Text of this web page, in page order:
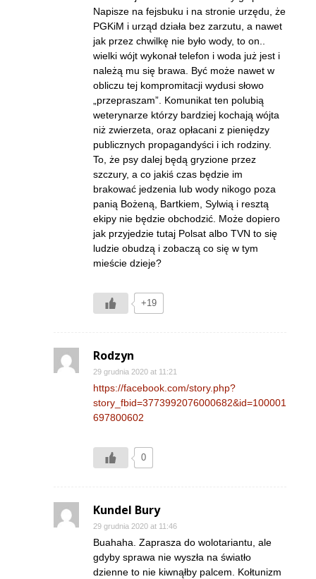
Napisze na fejsbuku i na stronie urzędu, że
PGKiM i urząd działa bez zarzutu, a nawet
jak przez chwilkę nie było wody, to on..
wielki wójt wykonał telefon i woda już jest i
należą mu się brawa. Być może nawet w
obliczu tej kompromitacji wydusi słowo
„przepraszam”. Komunikat ten polubią
weterynarze którzy bardziej kochają wójta
niż zwierzeta, oraz opłacani z pieniędzy
publicznych propagandyści i ich rodziny.
To, że psy dalej będą gryzione przez
szczury, a co jakiś czas będzie im
brakować jedzenia lub wody nikogo poza
panią Bożeną, Bartkiem, Sylwią i resztą
ekipy nie będzie obchodzić. Może dopiero
jak przyjedzie tutaj Polsat albo TVN to się
ludzie obudzą i zobaczą co się w tym
mieście dzieje?
+19
Rodzyn
29 grudnia 2020 at 11:21
https://facebook.com/story.php?
story_fbid=3773992076000682&id=100001
697800602
0
Kundel Bury
29 grudnia 2020 at 11:46
Buahaha. Zaprasza do wolotariantu, ale
gdyby sprawa nie wyszła na światło
dzienne to nie kiwnąłby palcem. Kołtunizm